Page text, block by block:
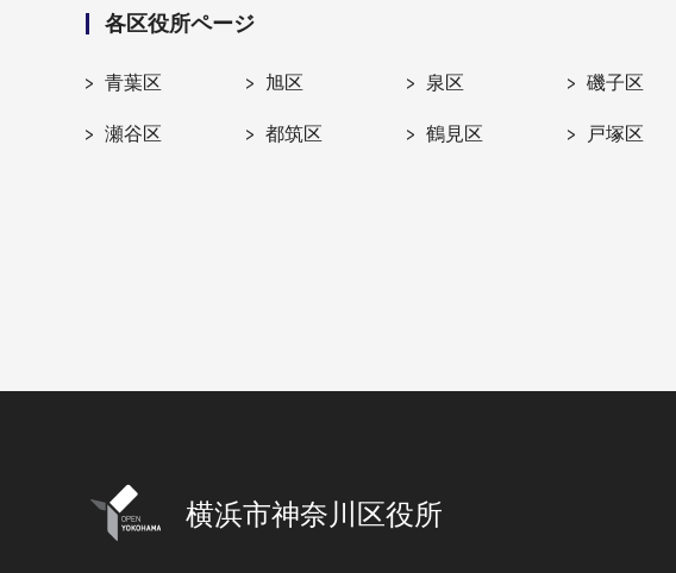
各区役所ページ
青葉区 旭区 泉区 磯子区
瀬谷区 都筑区 鶴見区 戸塚区
横浜市神奈川区役所